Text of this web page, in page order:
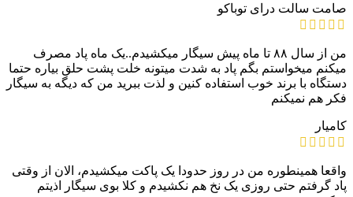
صامت سالت درای توباکو
من از سال ۸۸ تا ماه پیش سیگار میکشیدم..یک ماه پاد مصرف
میکنم میخواستم بگم پاد به شدت میتونه خلت پشت حلق بیاره حتما
دستگاه با برند خوب استفاده کنین و لذت ببرید من که دیگه به سیگار
فکر هم نمیکنم
کامیار
واقعا همینطوره من در روز حدودا یک پاکت میکشیدم، الان از وقتی
پاد گرفتم حتی روزی یک نخ هم نکشیدم و کلا بوی سیگار اذیتم